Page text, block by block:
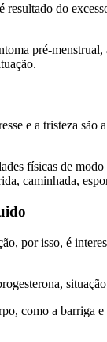
do
pré-
e a tristeza
físicas de
caminhada,
por isso, é
como a